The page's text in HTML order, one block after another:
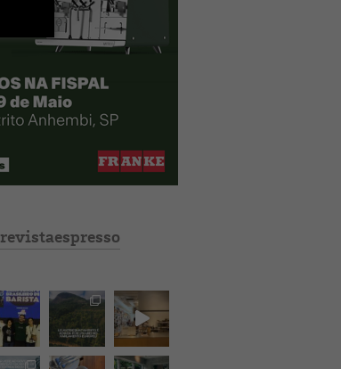
revistaespresso